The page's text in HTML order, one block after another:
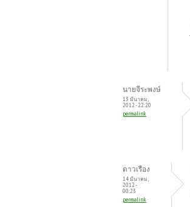
นายจีระพงษ์
13 มีนาคม,
2012 - 22:20
permalink
ดาวเรือง
14 มีนาคม,
2012 -
00:23
permalink